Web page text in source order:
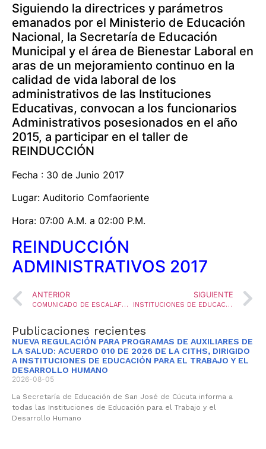
Siguiendo la directrices y parámetros
emanados por el Ministerio de Educación
Nacional, la Secretaría de Educación
Municipal y el área de Bienestar Laboral en
aras de un mejoramiento continuo en la
calidad de vida laboral de los
administrativos de las Instituciones
Educativas, convocan a los funcionarios
Administrativos posesionados en el año
2015, a participar en el taller de
REINDUCCIÓN
Fecha : 30 de Junio 2017
Lugar: Auditorio Comfaoriente
Hora: 07:00 A.M. a 02:00 P.M.
REINDUCCIÓN
ADMINISTRATIVOS 2017
ANTERIOR
COMUNICADO DE ESCALAFÓN DOCENTE 1278
SIGUIENTE
INSTITUCIONES DE EDUCACIÓN PARA EL TRABAJO Y EL DESARROLLO HUMANO
Publicaciones recientes
NUEVA REGULACIÓN PARA PROGRAMAS DE AUXILIARES DE
LA SALUD: ACUERDO 010 DE 2026 DE LA CITHS, DIRIGIDO
A INSTITUCIONES DE EDUCACIÓN PARA EL TRABAJO Y EL
DESARROLLO HUMANO
2026-08-05
La Secretaría de Educación de San José de Cúcuta informa a
todas las Instituciones de Educación para el Trabajo y el
Desarrollo Humano